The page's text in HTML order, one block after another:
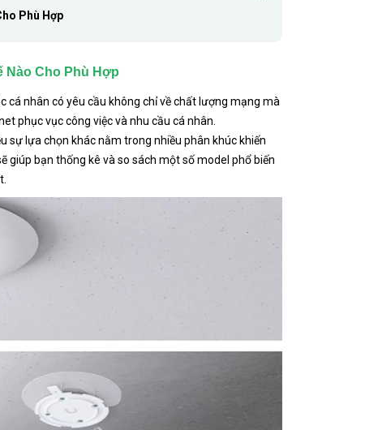
Phù Hợp
Nào Cho Phù Hợp
cá nhân có yêu cầu không chỉ về chất lượng mạng mà
phục vục công việc và nhu cầu cá nhân.
sự lựa chọn khác nằm trong nhiều phân khúc khiến
giúp bạn thống kê và so sách một số model phổ biến